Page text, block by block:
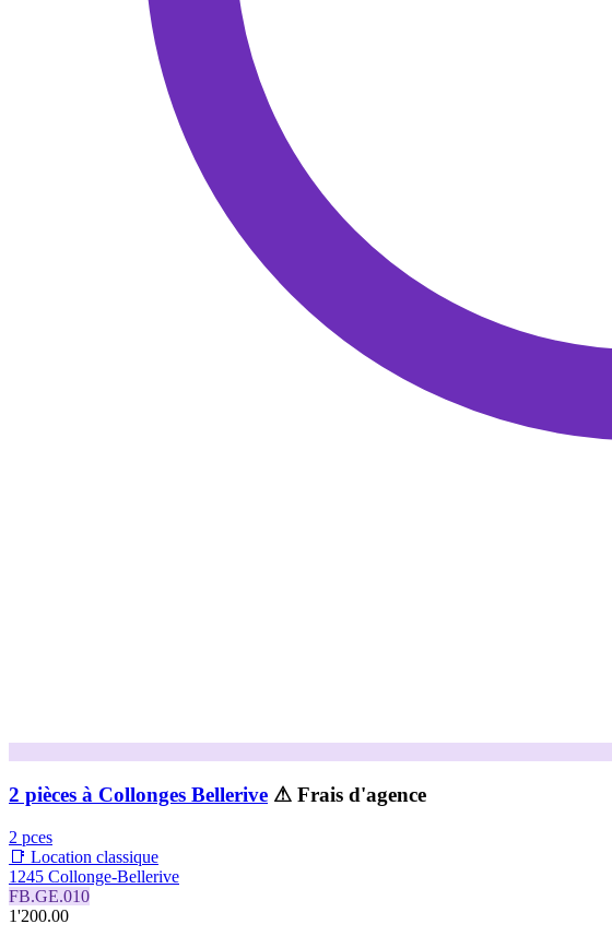
2 pièces à Collonges Bellerive ⚠ Frais d'agence
2 pces
📑 Location classique
1245 Collonge-Bellerive
FB.GE.010
1'200.00